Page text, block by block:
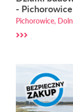
- Pichorowice
Pichorowice,